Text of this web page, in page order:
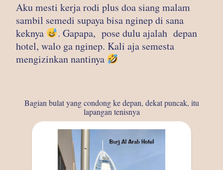
Aku mesti kerja rodi plus doa siang malam
sambil semedi supaya bisa nginep di sana
keknya
. Gapapa, pose dulu ajalah depan
hotel, walo ga nginep. Kali aja semesta
mengizinkan nantinya
Bagian bulat yang condong ke depan, dekat puncak, itu
lapangan tenisnya